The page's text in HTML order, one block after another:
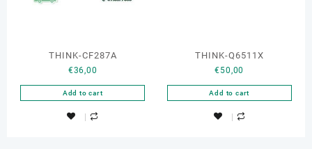
THINK-CF287A
€36,00
Add to cart
THINK-Q6511X
€50,00
Add to cart